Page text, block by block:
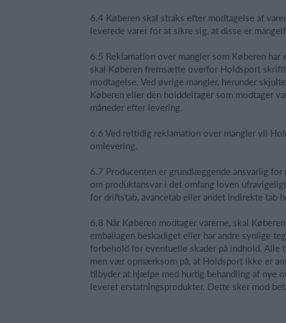
6.4 Køberen skal straks efter modtagelse af
leverede varer for at sikre sig, at disse er
6.5 Reklamation over mangler som Køberen
skal Køberen fremsætte overfor Holdsport
modtagelse. Ved øvrige mangler, herunder
Køberen eller den holddeltager som modtager
måneder efter levering.
6.6 Ved rettidig reklamation over mangler vil
omlevering.
6.7 Producenten er grundlæggende ansvarlig
om produktansvar i det omfang loven
for driftstab, avancetab eller andet indirekte tab
6.8 Når Køberen modtager varerne, skal
emballagen beskadiget eller har andre synlige
forbehold for eventuelle skader på indhold. Alle
men vær opmærksom på, at Holdsport ikke er
tilbyder at hjælpe med hurtig behandling af nye
leveret erstatningsprodukter. Dette sker mod